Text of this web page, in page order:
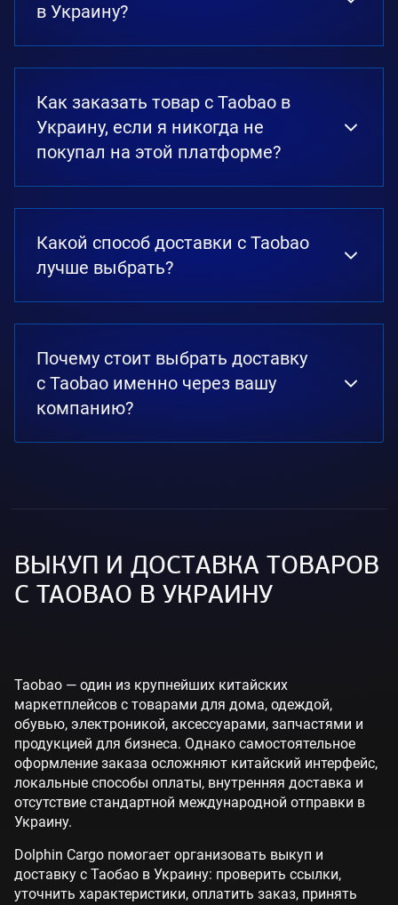
в Украину?
Как заказать товар с Taobao в
Украину, если я никогда не
покупал на этой платформе?
Какой способ доставки с Taobao
лучше выбрать?
Почему стоит выбрать доставку
с Taobao именно через вашу
компанию?
ВЫКУП И ДОСТАВКА ТОВАРОВ
С TAOBAO В УКРАИНУ
Taobao — один из крупнейших китайских
маркетплейсов с товарами для дома, одеждой,
обувью, электроникой, аксессуарами, запчастями и
продукцией для бизнеса. Однако самостоятельное
оформление заказа осложняют китайский интерфейс,
локальные способы оплаты, внутренняя доставка и
отсутствие стандартной международной отправки в
Украину.
Dolphin Cargo помогает организовать выкуп и
доставку с Таобао в Украину: проверить ссылки,
уточнить характеристики, оплатить заказ, принять